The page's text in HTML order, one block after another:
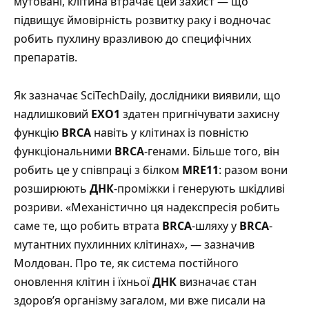
підвищує ймовірність розвитку раку і водночас
робить пухлину вразливою до специфічних
препаратів.
Як зазначає SciTechDaily, дослідники виявили, що
надлишковий EXO1 здатен пригнічувати захисну
функцію BRCA навіть у клітинах із повністю
функціональними BRCA-генами. Більше того, він
робить це у співпраці з білком MRE11: разом вони
розширюють ДНК-проміжки і генерують шкідливі
розриви. «Механістично ця надекспресія робить
саме те, що робить втрата BRCA-шляху у BRCA-
мутантних пухлинних клітинах», — зазначив
Молдован. Про те, як система постійного
оновлення клітин і їхньоїДНК визначає стан
здоров’я організму загалом, ми вже писали на